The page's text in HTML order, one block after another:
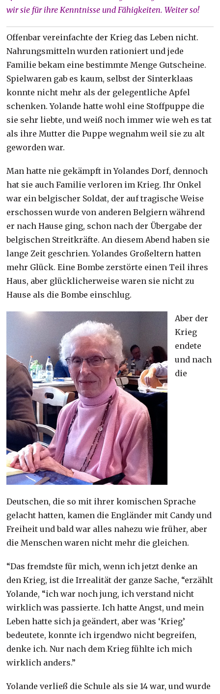
wir sie für ihre Kenntnisse und Fähigkeiten. Weiter so!
Offenbar vereinfachte der Krieg das Leben nicht.
Nahrungsmitteln wurden rationiert und jede
Familie bekam eine bestimmte Menge Gutscheine.
Spielwaren gab es kaum, selbst der Sinterklaas
konnte nicht mehr als der gelegentliche Apfel
schenken. Yolande hatte wohl eine Stoffpuppe die
sie sehr liebte, und weiß noch immer wie weh es tat
als ihre Mutter die Puppe wegnahm weil sie zu alt
geworden war.
Man hatte nie gekämpft in Yolandes Dorf, dennoch
hat sie auch Familie verloren im Krieg. Ihr Onkel
war ein belgischer Soldat, der auf tragische Weise
erschossen wurde von anderen Belgiern während
er nach Hause ging, schon nach der Übergabe der
belgischen Streitkräfte. An diesem Abend haben sie
lange Zeit geschrien. Yolandes Großeltern hatten
mehr Glück. Eine Bombe zerstörte einen Teil ihres
Haus, aber glücklicherweise waren sie nicht zu
Hause als die Bombe einschlug.
Aber der
Krieg
endete
und nach
die
Deutschen, die so mit ihrer komischen Sprache
gelacht hatten, kamen die Engländer mit Candy und
Freiheit und bald war alles nahezu wie früher, aber
die Menschen waren nicht mehr die gleichen.
“Das fremdste für mich, wenn ich jetzt denke an
den Krieg, ist die Irrealität der ganze Sache, “erzählt
Yolande, “ich war noch jung, ich verstand nicht
wirklich was passierte. Ich hatte Angst, und mein
Leben hatte sich ja geändert, aber was ‘Krieg’
bedeutete, konnte ich irgendwo nicht begreifen,
denke ich. Nur nach dem Krieg fühlte ich mich
wirklich anders.”
Yolande verließ die Schule als sie 14 war, und wurde